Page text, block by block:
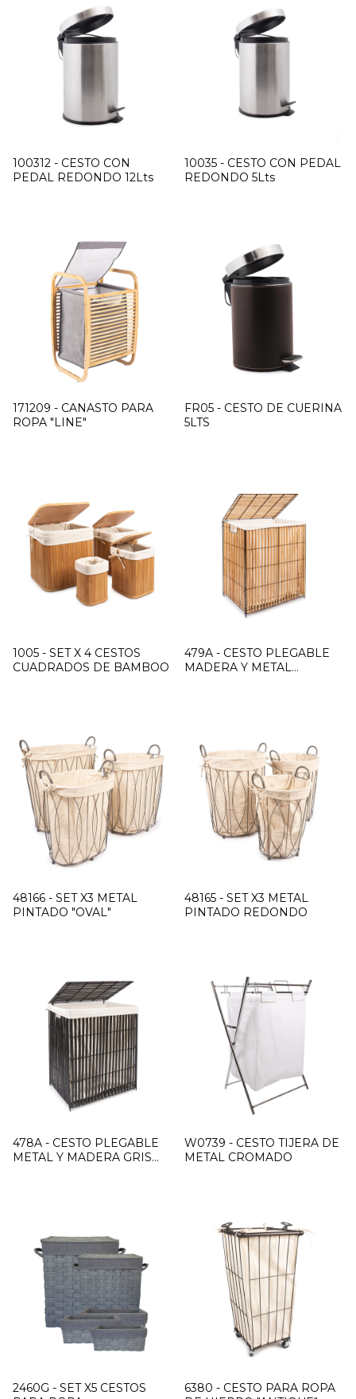
100312 - CESTO CON
PEDAL REDONDO 12Lts
10035 - CESTO CON PEDAL
REDONDO 5Lts
171209 - CANASTO PARA
ROPA "LINE"
FR05 - CESTO DE CUERINA
5LTS
1005 - SET X 4 CESTOS
CUADRADOS DE BAMBOO
479A - CESTO PLEGABLE
MADERA Y METAL
48166 - SET X3 METAL
PINTADO "OVAL"
48165 - SET X3 METAL
PINTADO REDONDO
478A - CESTO PLEGABLE
METAL Y MADERA GRIS
W0739 - CESTO TIJERA DE
METAL CROMADO
2460G - SET X5 CESTOS
6380 - CESTO PARA ROPA